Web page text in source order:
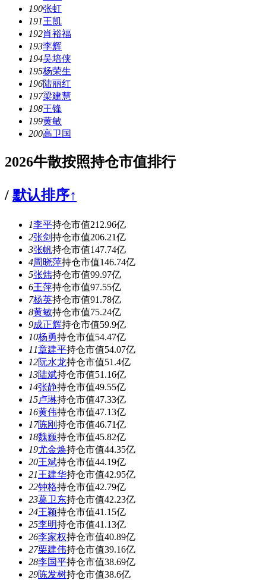
190张虹
191王凯
192肖裕福
193李辉
194吴培侠
195杨荣生
196陆丽红
197梁建慧
198王锋
199黄敏
200高卫国
2026牛散按照持仓市值排行
/ 默认排序↑
1李平持仓市值212.96亿
2张剑持仓市值206.21亿
3张帆持仓市值147.74亿
4周晓萍持仓市值146.74亿
5张炜持仓市值99.97亿
6王萍持仓市值97.55亿
7杨英持仓市值91.78亿
8黄敏持仓市值75.24亿
9成正辉持仓市值59.9亿
10杨勇持仓市值54.47亿
11章建平持仓市值54.07亿
12阮水龙持仓市值51.4亿
13陆斌持仓市值51.16亿
14张静持仓市值49.55亿
15卢琳持仓市值47.33亿
16黄伟持仓市值47.13亿
17陈刚 持仓市值46.71亿
18魏巍持仓市值45.82亿
19尤金焕持仓市值44.35亿
20王斌持仓市值44.19亿
21王建华持仓市值42.95亿
22钟格持仓市值42.79亿
23葛卫东持仓市值42.23亿
24王颖持仓市值41.15亿
25李明持仓市值41.13亿
26李家权持仓市值40.89亿
27栗建伟持仓市值39.16亿
28李国平持仓市值38.69亿
29陈发树持仓市值38.6亿